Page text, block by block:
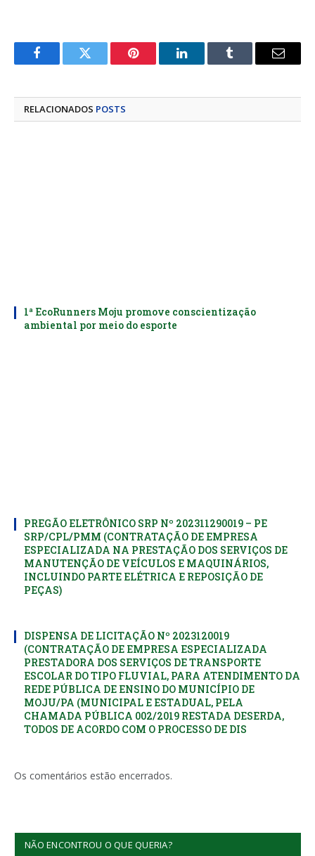
FacebookTwitter Pinterest LinkedInTumblr
E-
RELACIONADOS POSTS
1ª EcoRunners Moju promove conscientização
ambiental por meio do esporte
PREGÃO ELETRÔNICO SRP Nº 202311290019 – PE
SRP/CPL/PMM (CONTRATAÇÃO DE EMPRESA
ESPECIALIZADA NA PRESTAÇÃO DOS SERVIÇOS DE
MANUTENÇÃO DE VEÍCULOS E MAQUINÁRIOS,
INCLUINDO PARTE ELÉTRICA E REPOSIÇÃO DE
PEÇAS)
DISPENSA DE LICITAÇÃO Nº 2023120019
(CONTRATAÇÃO DE EMPRESA ESPECIALIZADA
PRESTADORA DOS SERVIÇOS DE TRANSPORTE
ESCOLAR DO TIPO FLUVIAL, PARA ATENDIMENTO DA
REDE PÚBLICA DE ENSINO DO MUNICÍPIO DE
MOJU/PA (MUNICIPAL E ESTADUAL, PELA
CHAMADA PÚBLICA 002/2019 RESTADA DESERDA,
TODOS DE ACORDO COM O PROCESSO DE DIS
Os comentários estão encerrados.
NÃO ENCONTROU O QUE QUERIA?